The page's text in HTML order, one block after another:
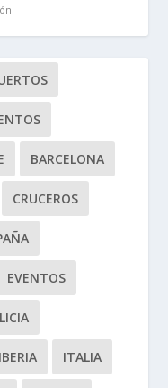
BARCELONA
CRUCEROS
EVENTOS
IBERIA ITALIA